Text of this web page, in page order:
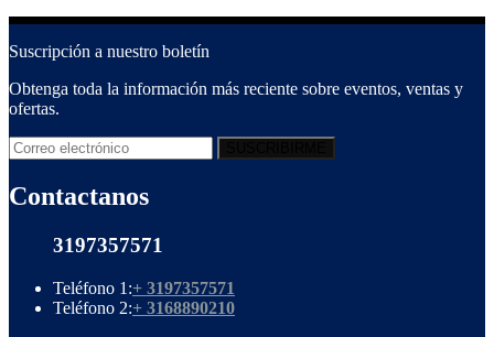
Suscripción a nuestro boletín
Obtenga toda la información más reciente sobre eventos, ventas y
ofertas.
Contactanos
3197357571
Teléfono 1:+ 3197357571
Teléfono 2:+ 3168890210